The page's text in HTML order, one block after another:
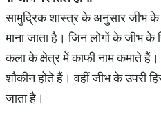
सामुद्रिक शास्त्र के अनुसार जीभ के
माना जाता है। जिन लोगों के जीभ के
कला के क्षेत्र में काफी नाम कमाते
शौकीन होते हैं। वहीं जीभ के उपरी
जाता है।